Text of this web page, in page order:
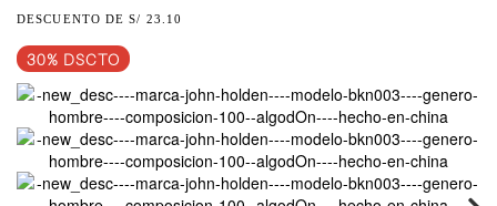
S/ 23.10
30% DSCTO